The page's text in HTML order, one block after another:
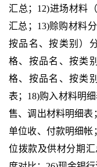
汇总；12)进场材料
汇总；13)赊购材料
按品名、按类别）
格、按品名、按类
格、按品名、按类
表；18)购入材料明
售、调出材料明细表
单位收、付款明细帐
位拨款及供材分期